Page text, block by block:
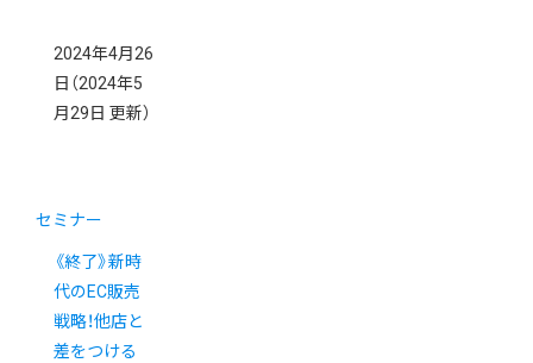
2024年4月26
日 （2024年5
月29日 更新）
セミナー
《終了》新時
代のEC販売
戦略！他店と
差をつける